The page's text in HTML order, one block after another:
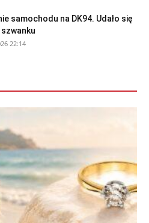
samochodu na DK94. Udało się
22:14